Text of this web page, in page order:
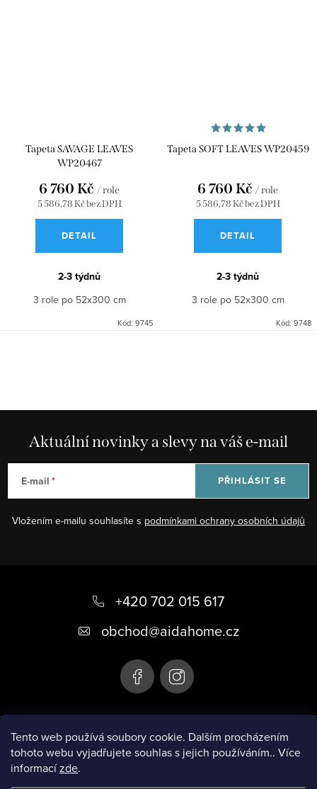
Tento web používá soubory cookie. Dalším procházením
tohoto webu vyjadřujete souhlas s jejich používáním.. Více
informacízde.
Tapeta SAVAGE LEAVES
WP20467
5 586,78 Kč bez DPH
6 760 Kč / role
DETAIL
2-3 týdnů
3 role po 52x300 cm
Kód: 9745
Tapeta SOFT LEAVES WP20459
5 586,78 Kč bez DPH
6 760 Kč / role
DETAIL
2-3 týdnů
3 role po 52x300 cm
Kód: 9748
Aktuální novinky a slevy na váš e-mail
E-mail
Vložením e-mailu souhlasíte s podmínkami ochrany osobních údajů
PŘIHLÁSIT SE
Instagram
+420 702 015 617
obchod@aidahome.cz
Informace pro vás